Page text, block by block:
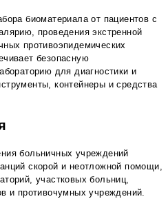
биоматериала от пациентов с
проведения экстренной
противоэпидемических
безопасную
для диагностики и
контейнеры и средства
больничных учреждений
скорой и неотложной помощи,
участковых больниц,
и противочумных учреждений.